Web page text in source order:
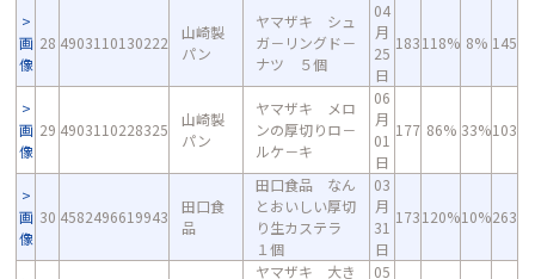
画
像
28 4903110130222
山崎製
パン
ヤマザキ シュ
ガ－リングド－
ナツ ５個
04
月
25
日
183118% 8% 145
画
像
29 4903110228325
山崎製
パン
ヤマザキ メロ
ンの厚切りロ－
ルケ－キ
06
月
01
日
177 86% 33%103
画
像
30 4582496619943
田口食
品
田口食品 なん
とおいしい厚切
り生カステラ
１個
03
月
31
日
173120%10%263
ヤマザキ 大き
05